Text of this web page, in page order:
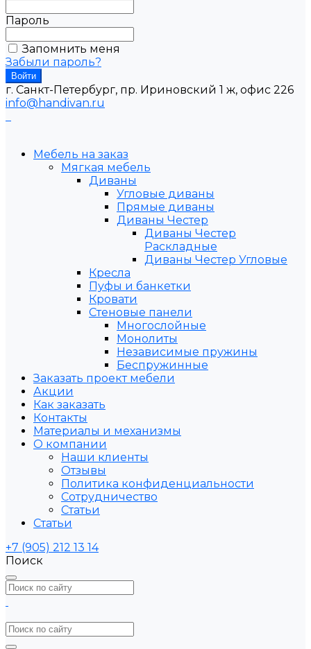
Пароль
Запомнить меня
Забыли пароль?
г. Санкт-Петербург, пр. Ириновский 1 ж, офис 226
info@handivan.ru
Мебель на заказ
Мягкая мебель
Диваны
Угловые диваны
Прямые диваны
Диваны Честер
Диваны Честер
Раскладные
Диваны Честер Угловые
Кресла
Пуфы и банкетки
Кровати
Стеновые панели
Многослойные
Монолиты
Независимые пружины
Беспружинные
Заказать проект мебели
Акции
Как заказать
Контакты
Материалы и механизмы
О компании
Наши клиенты
Отзывы
Политика конфиденциальности
Сотрудничество
Статьи
Статьи
+7 (905) 212 13 14
Поиск